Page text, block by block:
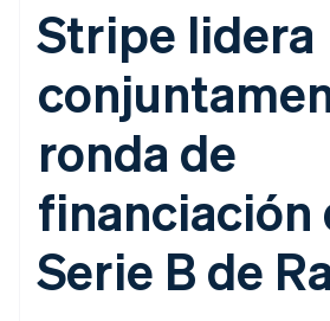
electrónicos
Payment links
Pagos sin
necesidad de
programación
Checkout
IU de pago
prediseñadas
Elements
Componentes
flexibles de IU
Métodos de
pago
Acceso a más
recurrentes
Metronome
Cobro por
consumo
suscripciones
Invoicing
Único o
recurrente
Tax
Automatiza el
imp. sobre las
Por caso de uso
Criptomoneda
E-commerce
Automatización de
finanzas
Empresas
internacionales
Pagos en la
Librerías y SDK
Stripe Apps
Guías
electrónicos
Implementar un
proceso de compra
prediseñado
Crear una
Soporte
Obtener soporte
Planes de soporte
Servicios
profesionales
Stripe lidera
ronda de
financiación
Serie B de
English
Irlanda
Italia
ItalianoEnglish
Japón
日本語 English
English
Deutsch English
Lituania